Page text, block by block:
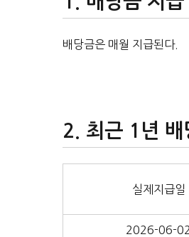
배당금은 매월 지급된다.
최근 1년 배
실제지급일
2026-06-02